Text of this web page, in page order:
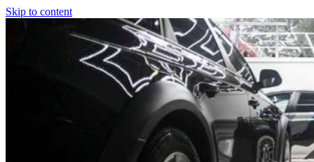
Skip to content